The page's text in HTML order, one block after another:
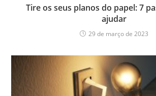
Tire os seus planos do papel: 7
ajudar
29 de março de 2023